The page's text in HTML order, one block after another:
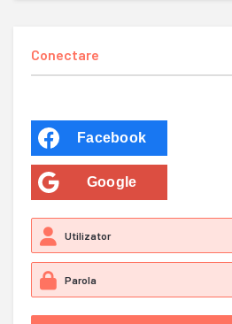
Conectare
Facebook
Google